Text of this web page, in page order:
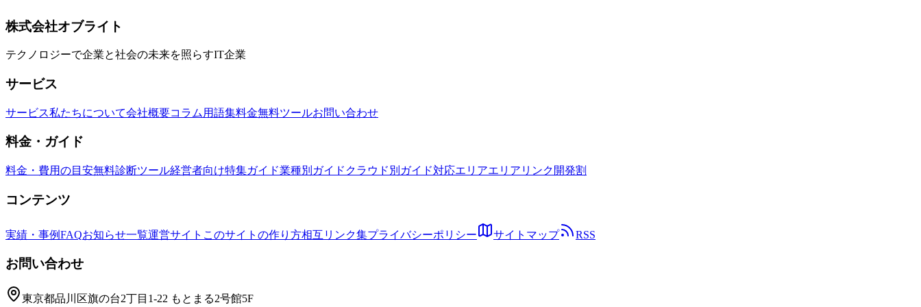
中小企業
DX AI導入
株式会社オブライト
テクノロジーで企業と社会の未来を照らすIT企業
サービス
サービス私たちについて会社概要コラム 用語集料金無料ツールお問い合わせ
料金・ガイド
料金・費用の目安無料診断ツール経営者向け特集ガイド業種別ガイド クラウド別ガイド対応エリアエリアリンク開発割
コンテンツ
実績・事例FAQお知らせ一覧運営サイト このサイトの作り方相互リンク集プライバシーポリシー サイトマップ RSS
お問い合わせ
東京都品川区旗の台2丁目1-22 もとまる2号館5F